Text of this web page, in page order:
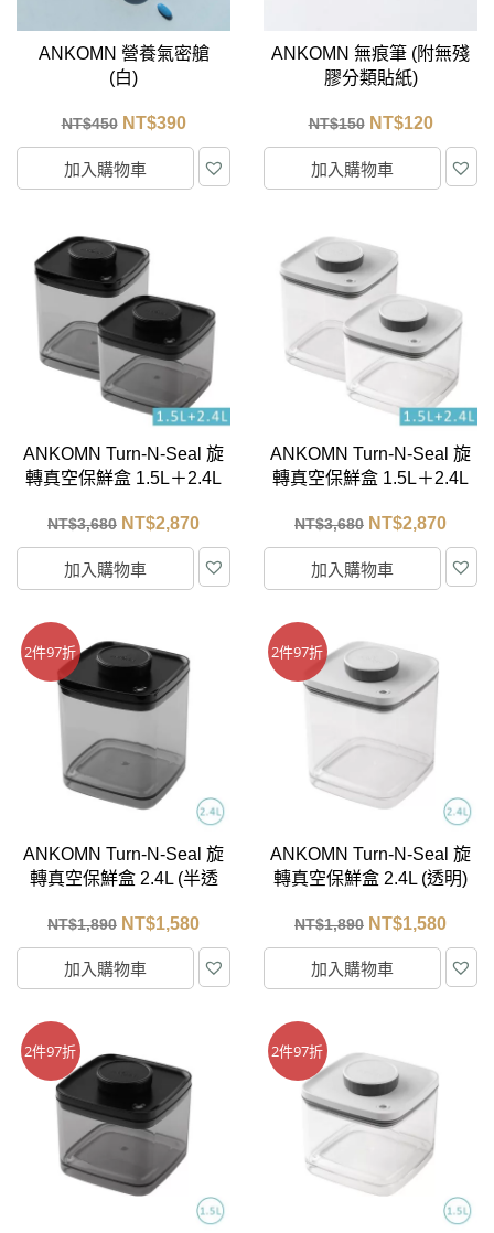
ANKOMN 營養氣密艙
(白)
NT$450 NT$390
加入購物車
ANKOMN 無痕筆 (附無殘
膠分類貼紙)
NT$150 NT$120
加入購物車
ANKOMN Turn-N-Seal 旋
轉真空保鮮盒 1.5L＋2.4L
NT$3,680 NT$2,870
加入購物車
ANKOMN Turn-N-Seal 旋
轉真空保鮮盒 1.5L＋2.4L
NT$3,680 NT$2,870
加入購物車
2件97折
ANKOMN Turn-N-Seal 旋
轉真空保鮮盒 2.4L (半透
NT$1,890 NT$1,580
加入購物車
2件97折
ANKOMN Turn-N-Seal 旋
轉真空保鮮盒 2.4L (透明)
NT$1,890 NT$1,580
加入購物車
2件97折 2件97折